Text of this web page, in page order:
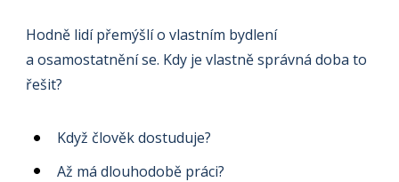
Hodně lidí přemýšlí o vlastním bydlení
a osamostatnění se. Kdy je vlastně správná doba to
řešit?
Když člověk dostuduje?
Až má dlouhodobě práci?